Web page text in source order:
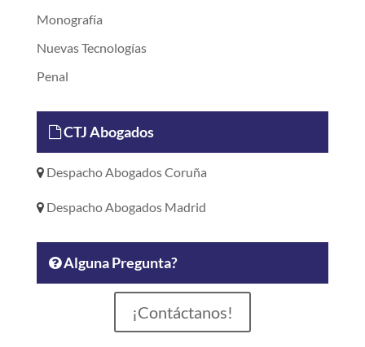
Monografía
Nuevas Tecnologías
Penal
CTJ Abogados
Despacho Abogados Coruña
Despacho Abogados Madrid
Alguna Pregunta?
¡Contáctanos!